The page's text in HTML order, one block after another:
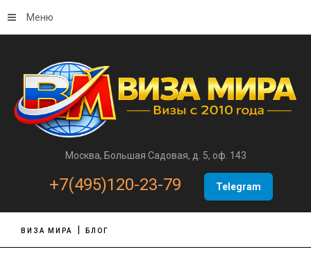
Москва, Большая Садовая, д. 5, оф. 143
+7(495)120-23-79 Telegram
Меню
ВИЗА МИРА БЛОГ